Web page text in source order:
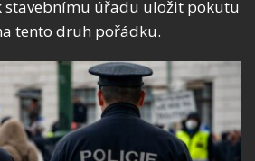
stavebnímu úřadu uložit pokutu
tento druh pořádku.